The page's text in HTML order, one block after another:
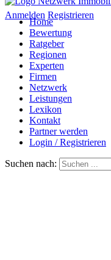
Anmelden Registrieren
Home
Bewertung
Ratgeber
Regionen
Experten
Firmen
Netzwerk
Leistungen
Lexikon
Kontakt
Partner werden
Login / Registrieren
Suchen nach: